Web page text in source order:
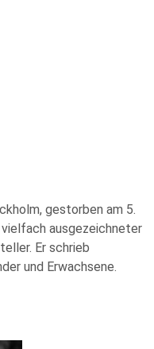
gestorben am 5.
ausgezeichneter
Er schrieb
und Erwachsene.